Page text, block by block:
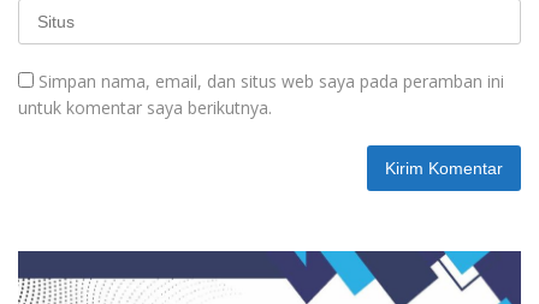
Simpan nama, email, dan situs web saya pada peramban ini
untuk komentar saya berikutnya.